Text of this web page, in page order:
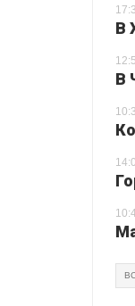
В
В